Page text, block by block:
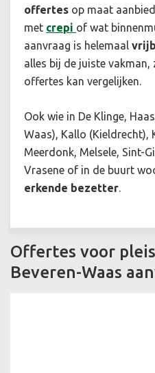
offertes op maat
met crepi of wat
aanvraag is helemaal
alles bij de juiste vakman,
offertes kan vergelijken.
Ook wie in De Klinge,
Waas), Kallo (Kieldrecht),
Meerdonk, Melsele, Sint-
Vrasene of in de buurt
erkende bezetter.
Offertes voor
Beveren-Waas